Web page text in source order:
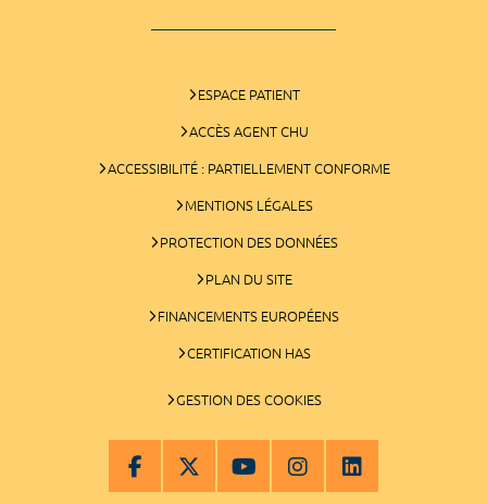
ESPACE PATIENT
ACCÈS AGENT CHU
ACCESSIBILITÉ : PARTIELLEMENT CONFORME
MENTIONS LÉGALES
PROTECTION DES DONNÉES
PLAN DU SITE
FINANCEMENTS EUROPÉENS
CERTIFICATION HAS
GESTION DES COOKIES